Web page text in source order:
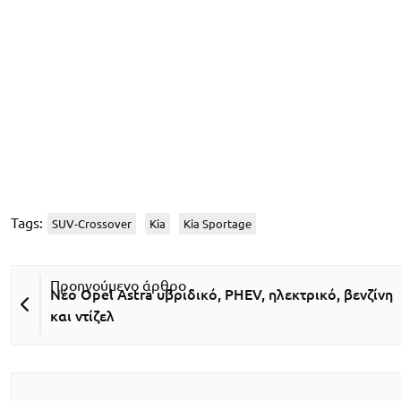
Tags: SUV-Crossover Kia Kia Sportage
Νέο Opel Astra υβριδικό, PHEV, ηλεκτρικό, βενζίνη
και ντίζελ